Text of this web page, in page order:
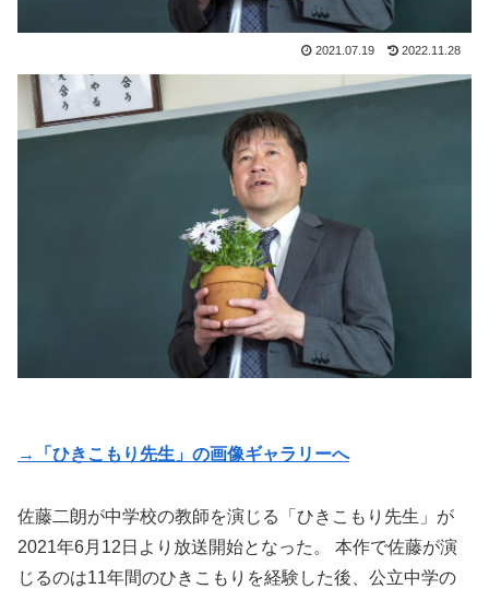
2021.07.19 2022.11.28
→「ひきこもり先生」の画像ギャラリーへ
佐藤二朗が中学校の教師を演じる「ひきこもり先生」が
2021年6月12日より放送開始となった。 本作で佐藤が演
じるのは11年間のひきこもりを経験した後、公立中学の